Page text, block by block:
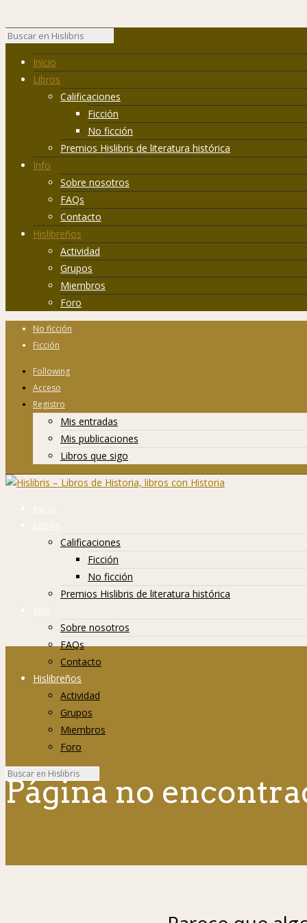
Inicio
Libros
Calificaciones
Ficción
No ficción
Premios Hislibris de literatura histórica
Info
Sobre nosotros
FAQs
Contacto
Hislibreños
Actividad
Grupos
Miembros
Foro
No ficción
Ficción
Following
Acceso
Registro
Mis entradas
Mis publicaciones
Libros que sigo
Inicio
Libros
Calificaciones
Ficción
No ficción
Premios Hislibris de literatura histórica
Info
Sobre nosotros
FAQs
Contacto
Hislibreños
Actividad
Grupos
Miembros
Foro
Página no